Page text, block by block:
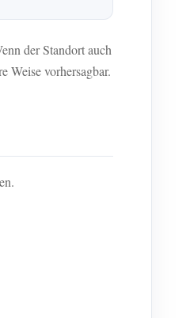
der Standort auch
Weise vorhersagbar.